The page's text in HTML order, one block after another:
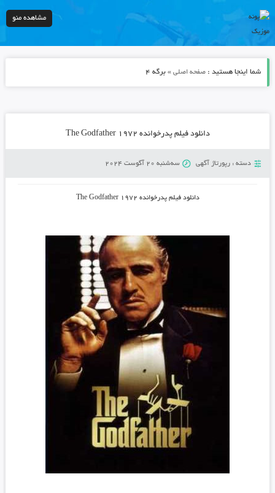
مشاهده منو
شما اینجا هستید : صفحه اصلی» برگه 4
دانلود فیلم پدرخوانده The Godfather 1972
دسته : رپورتاژ آگهی سه‌شنبه 20 آگوست 2024
دانلود فیلم پدرخوانده The Godfather 1972